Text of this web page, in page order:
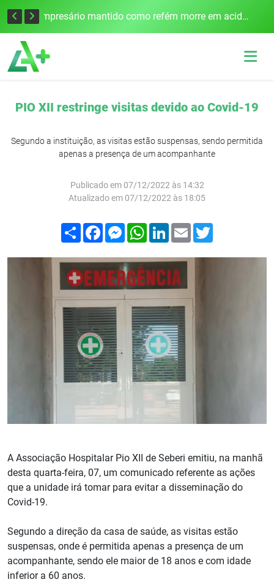
Edital para construção de ponte entre Itapiranga e Barra do Guarita deve ser lançado no segundo semestre Empresário mantido como refém morre em acidente após assalto em Cerro Largo
PIO XII restringe visitas devido ao Covid-19
Segundo a instituição, as visitas estão suspensas, sendo permitida
apenas a presença de um acompanhante
Publicado em 07/12/2022 às 14:32
Atualizado em 07/12/2022 às 18:05
Compartilhar
FacebookMessenger
WhatsApp
LinkedIn
Email
A Associação Hospitalar Pio XII de Seberi emitiu, na manhã
desta quarta-feira, 07, um comunicado referente as ações
que a unidade irá tomar para evitar a disseminação do
Covid-19.
Segundo a direção da casa de saúde, as visitas estão
suspensas, onde é permitida apenas a presença de um
acompanhante, sendo ele maior de 18 anos e com idade
inferior a 60 anos.